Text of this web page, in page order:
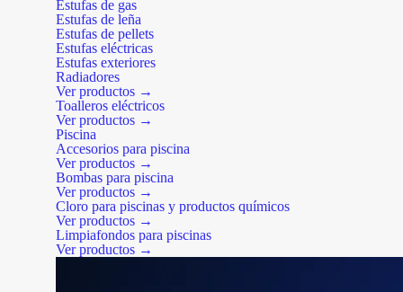
Estufas de gas
Estufas de leña
Estufas de pellets
Estufas eléctricas
Estufas exteriores
Radiadores
Ver productos →
Toalleros eléctricos
Ver productos →
Piscina
Accesorios para piscina
Ver productos →
Bombas para piscina
Ver productos →
Cloro para piscinas y productos químicos
Ver productos →
Limpiafondos para piscinas
Ver productos →